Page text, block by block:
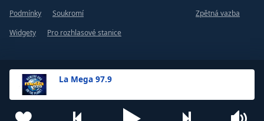
La Mega 97.9
Podmínky
Soukromí
Zpětná vazba
Widgety
Pro rozhlasové stanice